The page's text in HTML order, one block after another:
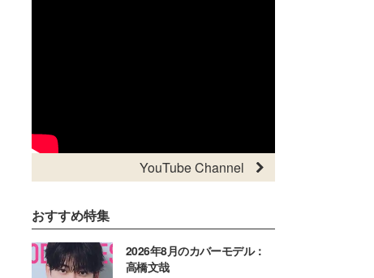
YouTube Channel
おすすめ特集
2026年8月のカバーモデル：
高橋文哉